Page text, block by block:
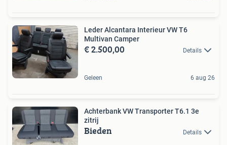
Leder Alcantara Interieur VW T6
Multivan Camper
€ 2.500,00 Details
Geleen 6 aug 26
Achterbank VW Transporter T6.1 3e
zitrij
Bieden Details